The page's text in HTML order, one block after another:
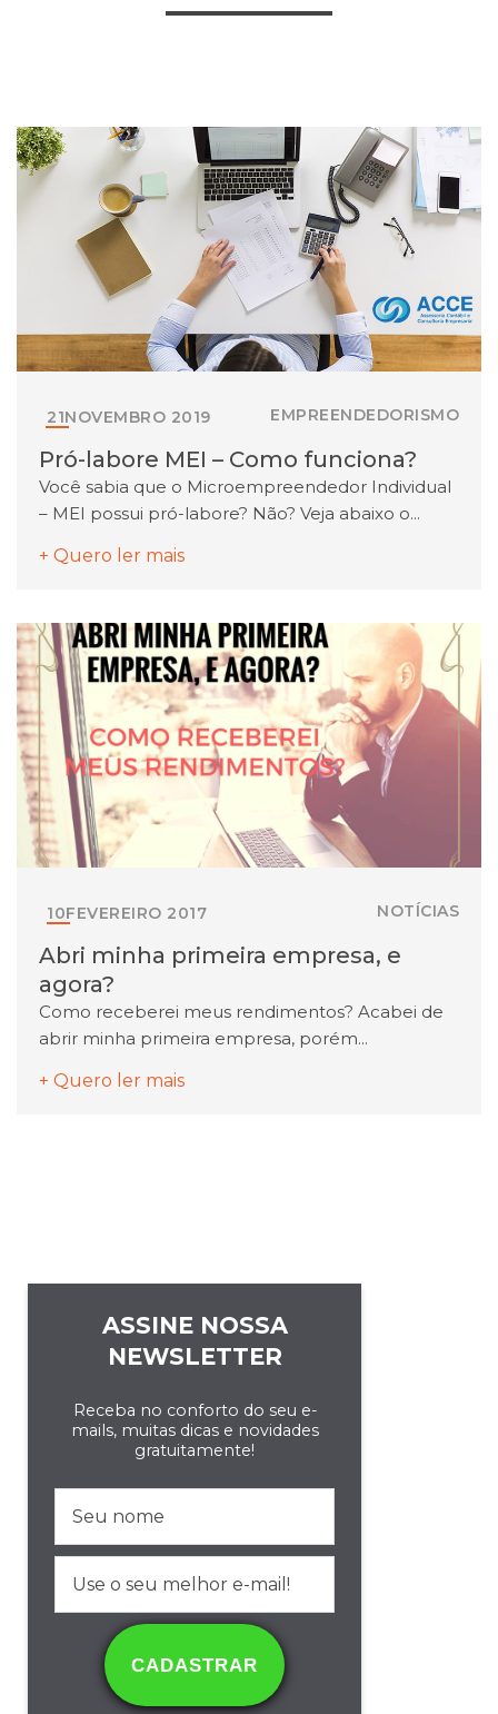
21NOVEMBRO 2019 EMPREENDEDORISMO
Pró-labore MEI – Como funciona?
Você sabia que o Microempreendedor Individual
– MEI possui pró-labore? Não? Veja abaixo o...
+ Quero ler mais
10FEVEREIRO 2017 NOTÍCIAS
Abri minha primeira empresa, e
agora?
Como receberei meus rendimentos? Acabei de
abrir minha primeira empresa, porém...
+ Quero ler mais
ASSINE NOSSA
NEWSLETTER
Receba no conforto do seu e-
mails, muitas dicas e novidades
gratuitamente!
CADASTRAR